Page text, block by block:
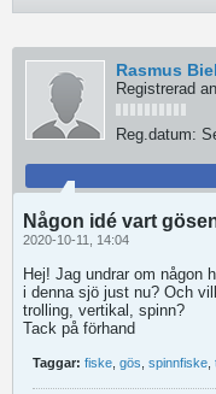
Rasmus
Registrerad
Reg.datum:
Någon idé vart
2020-10-11, 14:04
Hej! Jag undrar om någon
i denna sjö just nu? Och
trolling, vertikal, spinn?
Tack på förhand
Taggar: fiske gös spinnfiske